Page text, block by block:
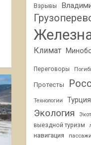
Взрывы
Климат
Переговоры
Протесты
Технологии Турция
Экология
выездной туризм
навигация